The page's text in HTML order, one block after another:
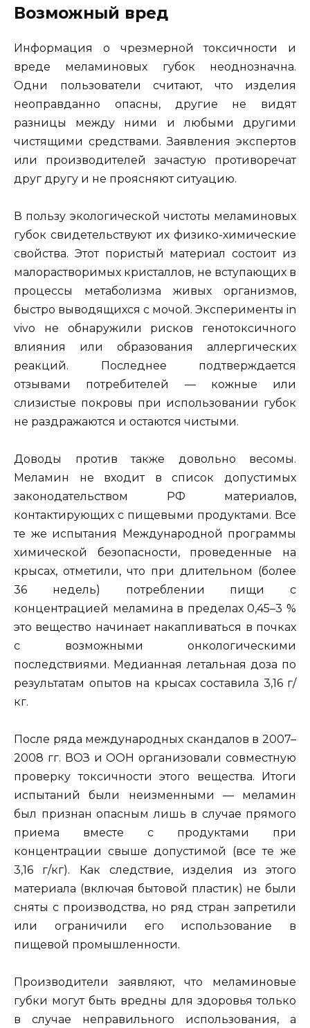
Возможный вред
Информация о чрезмерной токсичности и
вреде меламиновых губок неоднозначна.
Одни пользователи считают, что изделия
неоправданно опасны, другие не видят
разницы между ними и любыми другими
чистящими средствами. Заявления экспертов
или производителей зачастую противоречат
друг другу и не проясняют ситуацию.
В пользу экологической чистоты меламиновых
губок свидетельствуют их физико-химические
свойства. Этот пористый материал состоит из
малорастворимых кристаллов, не вступающих в
процессы метаболизма живых организмов,
быстро выводящихся с мочой. Эксперименты in
vivo не обнаружили рисков генотоксичного
влияния или образования аллергических
реакций. Последнее подтверждается
отзывами потребителей — кожные или
слизистые покровы при использовании губок
не раздражаются и остаются чистыми.
Доводы против также довольно весомы.
Меламин не входит в список допустимых
законодательством РФ материалов,
контактирующих с пищевыми продуктами. Все
те же испытания Международной программы
химической безопасности, проведенные на
крысах, отметили, что при длительном (более
36 недель) потреблении пищи с
концентрацией меламина в пределах 0,45–3 %
это вещество начинает накапливаться в почках
с возможными онкологическими
последствиями. Медианная летальная доза по
результатам опытов на крысах составила 3,16 г/
кг.
После ряда международных скандалов в 2007–
2008 гг. ВОЗ и ООН организовали совместную
проверку токсичности этого вещества. Итоги
испытаний были неизменными — меламин
был признан опасным лишь в случае прямого
приема вместе с продуктами при
концентрации свыше допустимой (все те же
3,16 г/кг). Как следствие, изделия из этого
материала (включая бытовой пластик) не были
сняты с производства, но ряд стран запретили
или ограничили его использование в
пищевой промышленности.
Производители заявляют, что меламиновые
губки могут быть вредны для здоровья только
в случае неправильного использования, а